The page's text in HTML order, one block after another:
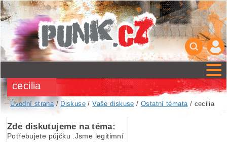
cecilia
Úvodní strana/ Diskuse /Vaše diskuse / Ostatní témata/ cecilia
Zde diskutujeme na téma:
Potřebujete půjčku .Jsme legitimní